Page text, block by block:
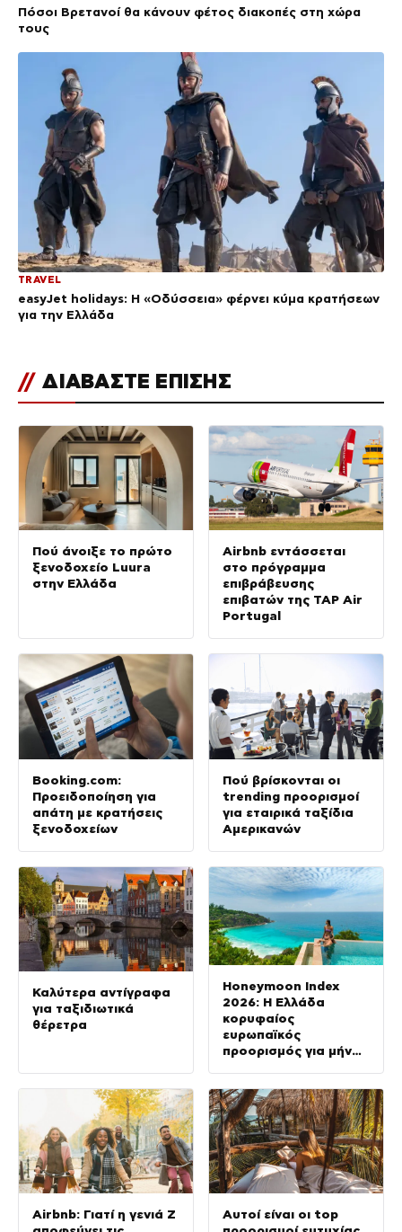
Πόσοι Βρετανοί θα κάνουν φέτος διακοπές στη χώρα
τους
TRAVEL
easyJet holidays: Η «Οδύσσεια» φέρνει κύμα κρατήσεων
για την Ελλάδα
// ΔΙΑΒΑΣΤΕ ΕΠΙΣΗΣ
Πού άνοιξε το πρώτο
ξενοδοχείο Luura
στην Ελλάδα
Airbnb εντάσσεται
στο πρόγραμμα
επιβράβευσης
επιβατών της TAP Air
Portugal
Booking.com:
Προειδοποίηση για
απάτη με κρατήσεις
ξενοδοχείων
Πού βρίσκονται οι
trending προορισμοί
για εταιρικά ταξίδια
Αμερικανών
Καλύτερα αντίγραφα
για ταξιδιωτικά
θέρετρα
Honeymoon Index
2026: Η Ελλάδα
κορυφαίος
ευρωπαϊκός
προορισμός για μήνα
Airbnb: Γιατί η γενιά Z
Αυτοί είναι οι top